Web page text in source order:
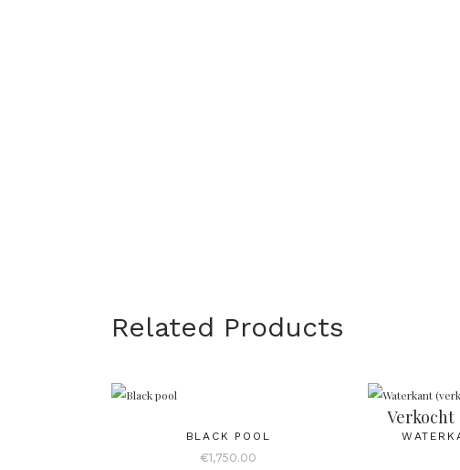
Related Products
BLACK POOL
€1,750.00
Verkocht